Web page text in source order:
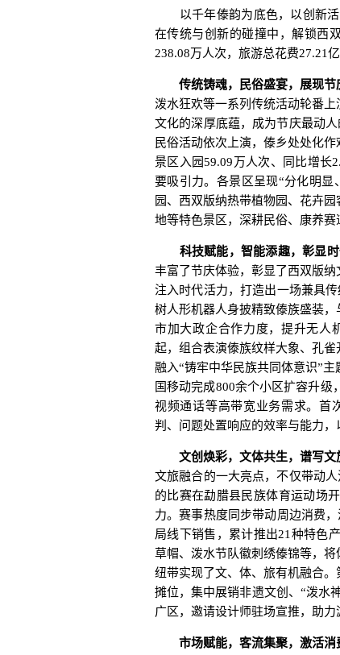
以千年傣韵为底色，以创新活
在传统与创新的碰撞中，解锁西
238.08万人次，旅游总花费27.21
传统铸魂，民俗盛宴，展现节
泼水狂欢等一系列传统活动轮番
文化的深厚底蕴，成为节庆最动
民俗活动依次上演，傣乡处处化
景区入园59.09万人次、同比增长
要吸引力。各景区呈现“分化明
园、西双版纳热带植物园、花卉
地等特色景区，深耕民俗、康养赛
科技赋能，智能添趣，彰显时
丰富了节庆体验，彰显了西双版
注入时代活力，打造出一场兼具
树人形机器人身披精致傣族盛装
市加大政企合作力度，提升无人
起，组合表演傣族纹样大象、孔
融入“铸牢中华民族共同体意识”
国移动完成800余个小区扩容升级
视频通话等高带宽业务需求。首
判、问题处置响应的效率与能力，
文创焕彩，文体共生，谱写文
文旅融合的一大亮点，不仅带动
的比赛在勐腊县民族体育运动场
力。赛事热度同步带动周边消费
局线下销售，累计推出21种特色
草帽、泼水节队徽刺绣傣锦等，
纽带实现了文、体、旅有机融合
摊位，集中展销非遗文创、“泼水
广区，邀请设计师驻场宣推，助
市场赋能，客流集聚，激活消